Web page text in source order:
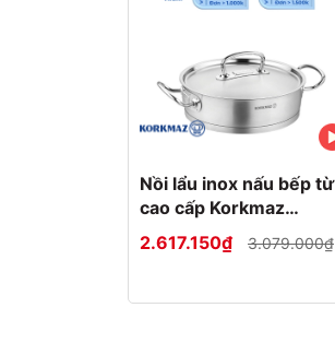
Nồi lẩu inox nấu bếp từ
cao cấp Korkmaz
Proline 3.1 lít thân thấp
- Ø24x7cm - A1172
2.617.150₫ 3.079.000₫